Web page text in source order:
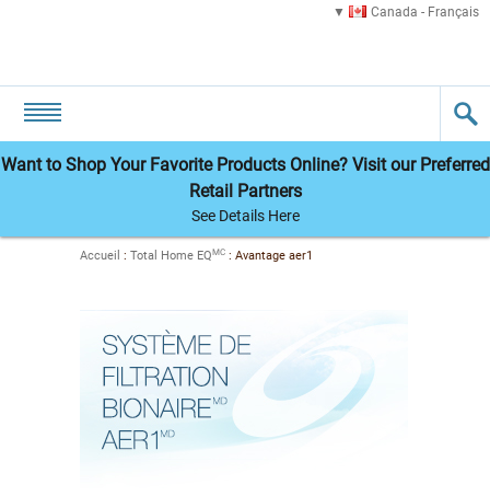
Canada - Français
Want to Shop Your Favorite Products Online? Visit our Preferred
Retail Partners
See Details Here
Accueil : Total Home EQMC : Avantage aer1